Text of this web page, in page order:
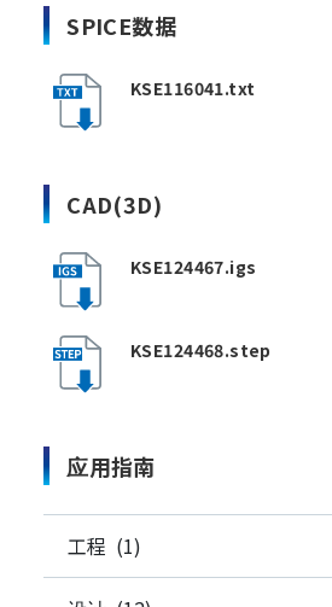
SPICE数据
KSE116041.txt
CAD(3D)
KSE124467.igs
KSE124468.step
应用指南
工程 (1)